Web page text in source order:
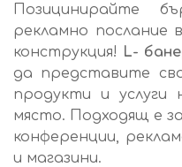
Позицинирайте
рекламно послание
конструкция!
L-
да представите
продукти и услуги
място. Подходящ е
конференции,
и магазини.